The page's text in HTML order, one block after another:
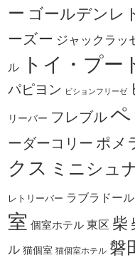
ー ゴールデンレ
ーズー ジャックラッ
ル トイ・プー
パピヨン ビションフリーゼ
リーバー フレブル
ーダーコリー ポメ
クス ミニシュ
レトリーバー ラブラドー
室 個室ホテル 東区 柴
ル 猫個室 猫個室ホテル 磐